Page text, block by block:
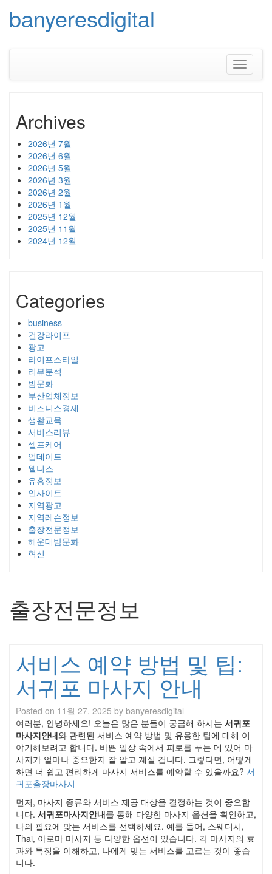
banyeresdigital
Toggle
Archives
2026년 7월
2026년 6월
2026년 5월
2026년 3월
2026년 2월
2026년 1월
2025년 12월
2025년 11월
2024년 12월
Categories
business
건강라이프
광고
라이프스타일
리뷰분석
밤문화
부산업체정보
비즈니스경제
생활교육
서비스리뷰
셀프케어
업데이트
웰니스
유흥정보
인사이트
지역광고
지역레슨정보
출장전문정보
해운대밤문화
혁신
출장전문정보
서비스 예약 방법 및 팁:
서귀포 마사지 안내
Posted on 11월 27, 2025 by banyeresdigital
여러분, 안녕하세요! 오늘은 많은 분들이 궁금해 하시는 서귀포
마사지안내와 관련된 서비스 예약 방법 및 유용한 팁에 대해 이
야기해보려고 합니다. 바쁜 일상 속에서 피로를 푸는 데 있어 마
사지가 얼마나 중요한지 잘 알고 계실 겁니다. 그렇다면, 어떻게
하면 더 쉽고 편리하게 마사지 서비스를 예약할 수 있을까요? 서
귀포출장마사지
먼저, 마사지 종류와 서비스 제공 대상을 결정하는 것이 중요합
니다. 서귀포마사지안내를 통해 다양한 마사지 옵션을 확인하고,
나의 필요에 맞는 서비스를 선택하세요. 예를 들어, 스웨디시,
Thai, 아로마 마사지 등 다양한 옵션이 있습니다. 각 마사지의 효
과와 특징을 이해하고, 나에게 맞는 서비스를 고르는 것이 좋습
니다.